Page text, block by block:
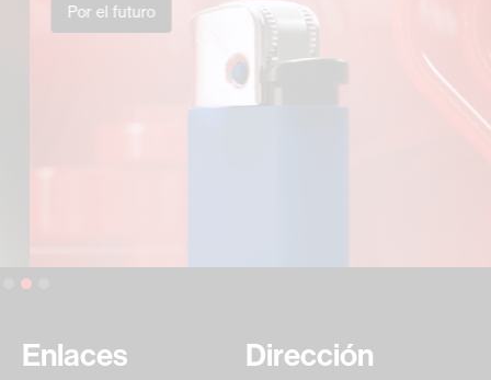
Por el futuro
Slide 2 of 3.
Enlaces Dirección